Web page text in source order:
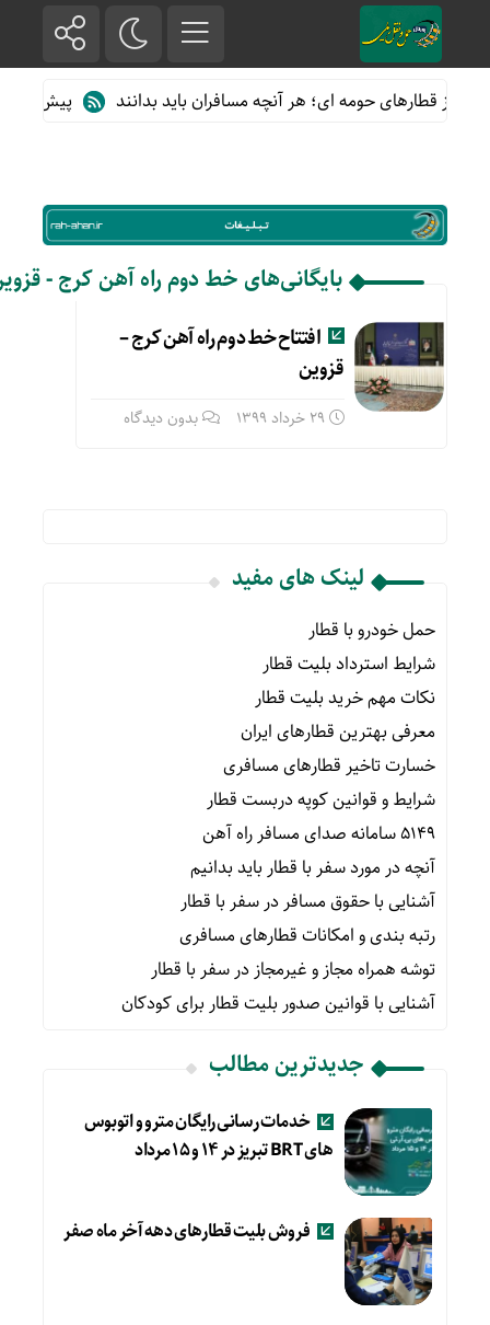
از قطارهای حومه ای؛ هر آنچه مسافران باید بدانند پیش فروش
بایگانی‌های خط دوم راه آهن کرج -
افتتاح خط دوم راه آهن کرج –
قزوین
بدون دیدگاه
لینک های مفید
حمل خودرو با قطار
شرایط استرداد بلیت قطار
نکات مهم خرید بلیت قطار
معرفی بهترین قطارهای ایران
خسارت تاخیر قطارهای مسافری
شرایط و قوانین کوپه دربست قطار
۵۱۴۹ سامانه صدای مسافر راه آهن
آنچه در مورد سفر با قطار باید بدانیم
آشنایی با حقوق مسافر در سفر با قطار
رتبه بندی و امکانات قطارهای مسافری
توشه همراه مجاز و غیرمجاز در سفر با قطار
آشنایی با قوانین صدور بلیت قطار برای کودکان
جدیدترین مطالب
خدمات رسانی رایگان مترو و اتوبوس
های BRT تبریز در ۱۴ و ۱۵ مرداد
فروش بلیت قطارهای دهه آخر ماه صفر